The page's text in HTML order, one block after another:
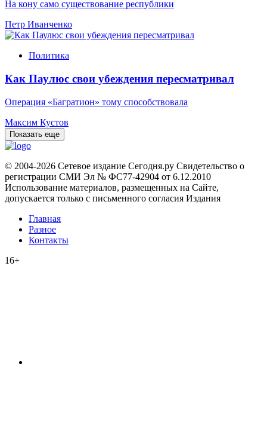
На кону само существование республики
Петр Иванченко
Политика
Как Паулюс свои убеждения пересматривал
Операция «Багратион» тому способствовала
Максим Кустов
Показать еще
© 2004-2026 Сетевое издание Сегодня.ру Свидетельство о
регистрации СМИ Эл № ФС77-42904 от 6.12.2010
Использование материалов, размещенных на Сайте,
допускается только с письменного согласия Издания
Главная
Разное
Контакты
16+